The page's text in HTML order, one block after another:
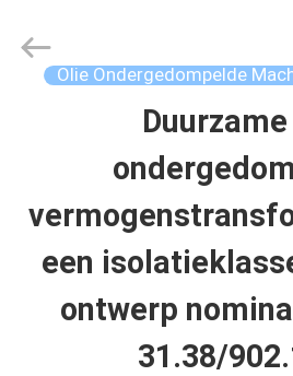
PRODUCTEN
VR-
SHOW
(Group)
Olie Ondergedompelde
een
ontwerp
31.38/